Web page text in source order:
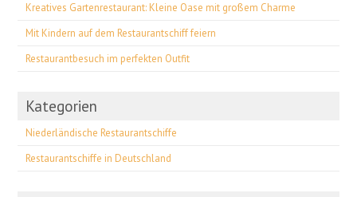
Kreatives Gartenrestaurant: Kleine Oase mit großem Charme
Mit Kindern auf dem Restaurantschiff feiern
Restaurantbesuch im perfekten Outfit
Kategorien
Niederländische Restaurantschiffe
Restaurantschiffe in Deutschland